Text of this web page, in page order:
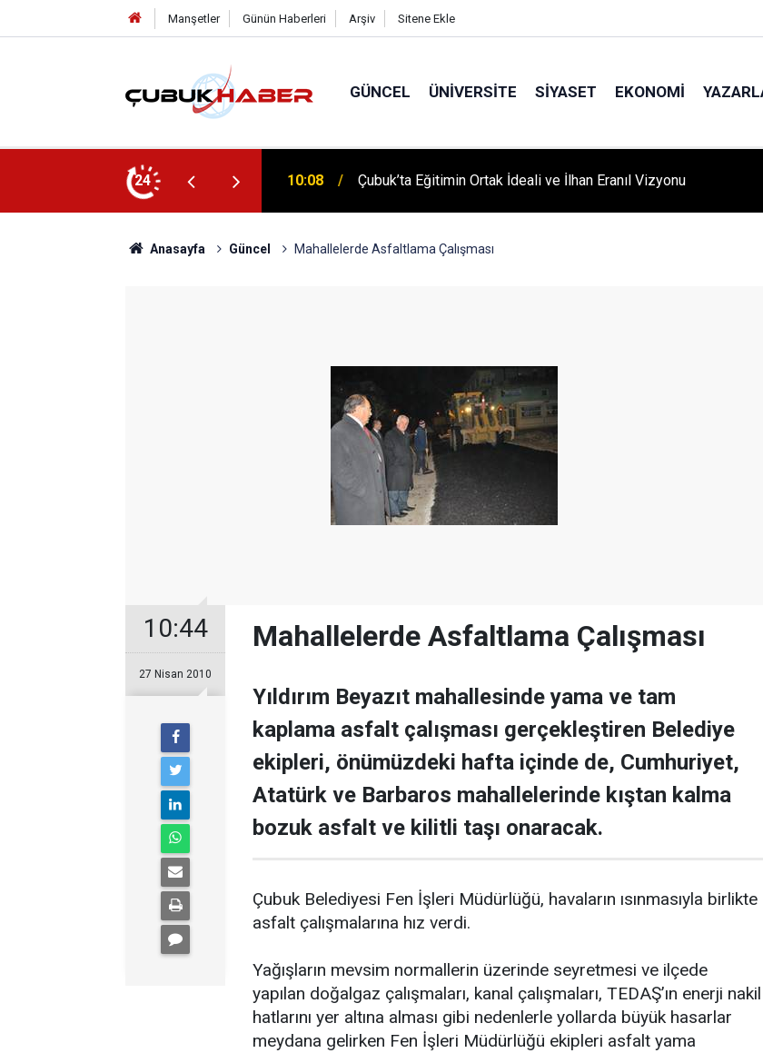
Manşetler Günün Haberleri Arşiv Sitene Ekle
GÜNCEL ÜNIVERSITE SIYASET EKONOMI
24 12:06 ÇUBUK’TA ‘YAZA MERHABA’ COŞKUSU: Kursiyerler Gönüllerince
Anasayfa Güncel Mahallelerde Asfaltlama Çalışması
10:44
27 Nisan 2010
Mahallelerde Asfaltlama Çalışması
Yıldırım Beyazıt mahallesinde yama ve tam
kaplama asfalt çalışması gerçekleştiren Belediye
ekipleri, önümüzdeki hafta içinde de, Cumhuriyet,
Atatürk ve Barbaros mahallelerinde kıştan kalma
bozuk asfalt ve kilitli taşı onaracak.
Çubuk Belediyesi Fen İşleri Müdürlüğü, havaların ısınmasıyla birlikte
asfalt çalışmalarına hız verdi.
Yağışların mevsim normallerin üzerinde seyretmesi ve ilçede
yapılan doğalgaz çalışmaları, kanal çalışmaları, TEDAŞ’ın enerji nakil
hatlarını yer altına alması gibi nedenlerle yollarda büyük hasarlar
meydana gelirken Fen İşleri Müdürlüğü ekipleri asfalt yama